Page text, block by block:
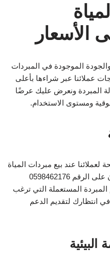
الأسعار
الموجودة في المبردات
عملائنا عبر شراءها بأعلى
المبردة ونعرض عليك عرضًا
ومستوى الاستخدام.
عند بيع مبردات المياة
المستعملة. يمكنك التواصل معنا الآن على الرقم 0598462176
المستعملة التي ترغب
انتظارك لتقديم الدعم